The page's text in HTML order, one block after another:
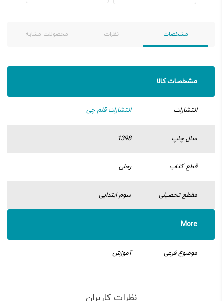
مشخصات نظرات محصولات مشابه
مشخصات کالا
انتشارات انتشارات قلم چی
سال چاپ 1398
قطع کتاب رحلی
مقطع تحصیلی سوم ابتدایی
More
موضوع فرعی آموزش
نظرات کاربران